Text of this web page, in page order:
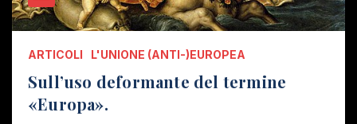
ARTICOLI L'UNIONE (ANTI-)EUROPEA
Sull’uso deformante del termine
«Europa».